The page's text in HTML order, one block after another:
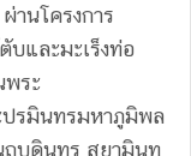
านโครงการ
และมะเร็งท่อ
พระ
รมินทรมหาภูมิพล
ฤบดินทร สยามินท